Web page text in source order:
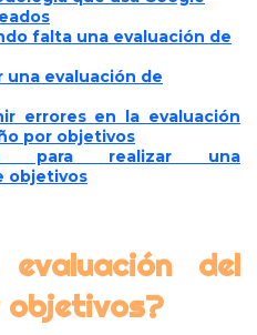
falta una evaluación de
una evaluación de
errores en la evaluación
por objetivos
para realizar una
objetivos
del
objetivos?